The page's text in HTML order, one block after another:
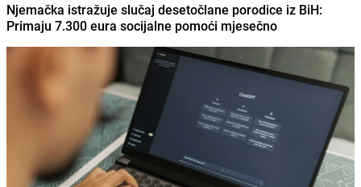
Njemačka istražuje slučaj desetočlane porodice iz BiH:
Primaju 7.300 eura socijalne pomoći mjesečno